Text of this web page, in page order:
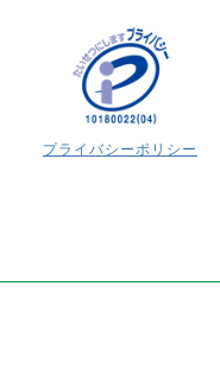
プライバシーポリシー